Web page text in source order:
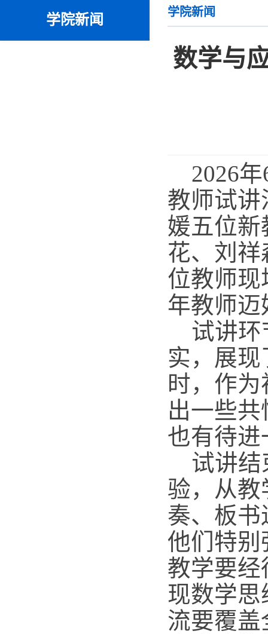
学院新闻 学院新闻
数学与
2026
教师试
媛五位新
花、刘
位教师现
年教师迈
试讲
实，展
时，作
出一些
也有待进
试讲
验，从
奏、板
他们特
教学要
现数学
流要覆